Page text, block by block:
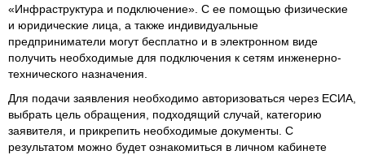
«Инфраструктура и подключение». С ее помощью физические
и юридические лица, а также индивидуальные
предприниматели могут бесплатно и в электронном виде
получить необходимые для подключения к сетям инженерно-
технического назначения.
Для подачи заявления необходимо авторизоваться через ЕСИА,
выбрать цель обращения, подходящий случай, категорию
заявителя, и прикрепить необходимые документы. С
результатом можно будет ознакомиться в личном кабинете